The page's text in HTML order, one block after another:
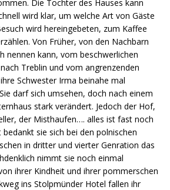
Die Tochter des Hauses kann
wird klar, um welche Art von Gäste
wird hereingebeten, zum Kaffee
Von Früher, von den Nachbarn
nennen kann, vom beschwerlichen
Treblin und vom angrenzenden
Schwester Irma beinahe mal
darf sich umsehen, doch nach einem
stark verändert. Jedoch der Hof,
der Misthaufen…. alles ist fast noch
sie sich bei den polnischen
in dritter und vierter Genration das
nimmt sie noch einmal
ihrer Kindheit und ihrer pommerschen
ins Stolpmünder Hotel fallen ihr